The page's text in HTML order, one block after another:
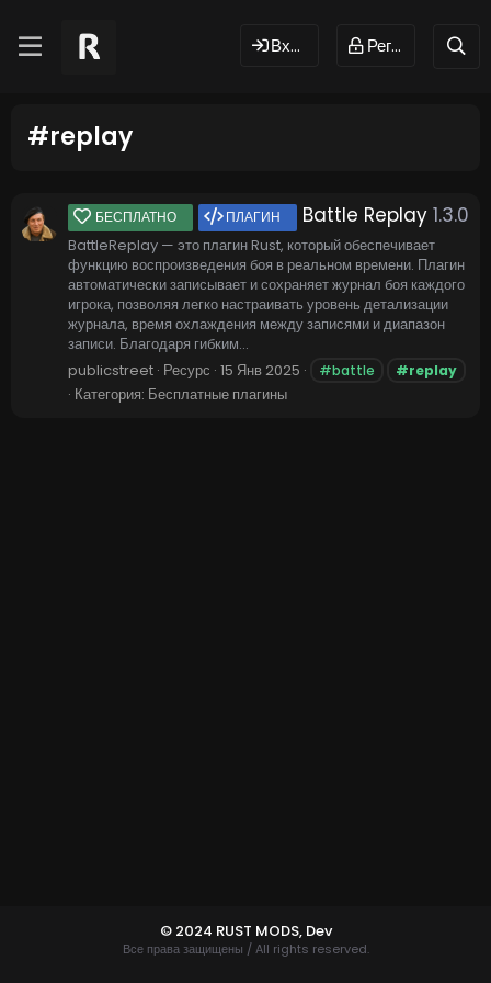
Вход Регистрация
#replay
БЕСПЛАТНО ПЛАГИН Battle Replay 1.3.0
BattleReplay — это плагин Rust, который обеспечивает
функцию воспроизведения боя в реальном времени. Плагин
автоматически записывает и сохраняет журнал боя каждого
игрока, позволяя легко настраивать уровень детализации
журнала, время охлаждения между записями и диапазон
записи. Благодаря гибким...
publicstreet Ресурс 15 Янв 2025 #battle #replay
Категория: Бесплатные плагины
© 2024 RUST MODS, Dev
Все права защищены / All rights reserved.